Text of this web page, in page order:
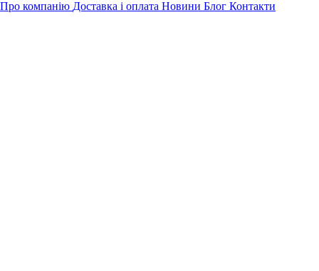
Про компанію Доставка і оплата Новини Блог Контакти